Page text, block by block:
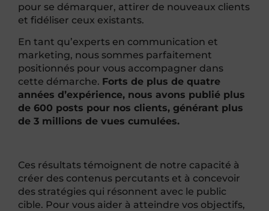
pour se démarquer, attirer de nouveaux clients
et fidéliser ceux existants.
En tant qu’experts en communication et
marketing, nous sommes parfaitement
positionnés pour vous accompagner dans
cette démarche. Forts de plus de quatre
années d’expérience, nous avons publié plus
de 600 posts pour nos clients, générant plus
de 3 millions de vues cumulées.
Ces résultats témoignent de notre capacité à
créer des contenus percutants et à concevoir
des stratégies qui résonnent avec le public
cible. Pour vous aider à atteindre vos objectifs,